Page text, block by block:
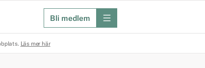
Bli medlem meny
Läs mer här